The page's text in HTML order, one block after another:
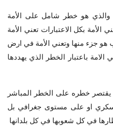
والذي هو خطر شامل على الأمة
الأمة بكل الاعتبارات تعني الأمة
جزء منها وتعني الأمة في ارض
باعتبار الخطر الذي يهددها
لا يقتصر خطره على الخطر المباشر
او على مستوى جغرافي بل
في كل شعوبها في كل بلدانها